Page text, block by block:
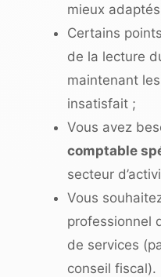
mieux adaptés
Certains
de la lecture
maintenant
insatisfait ;
Vous avez
comptable
secteur
Vous
professionnel
de services
conseil fiscal).